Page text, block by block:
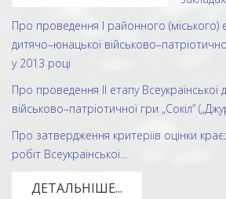
Про проведення І районного (міського)
дитячо–юнацької
у 2013 році
Про проведення ІI етапу Всеукраїнської
військово–патріотичної гри „Сокіл”
Про затвердження критеріїв оцінки
робіт Всеукраїнської...
ДЕТАЛЬНІШЕ...